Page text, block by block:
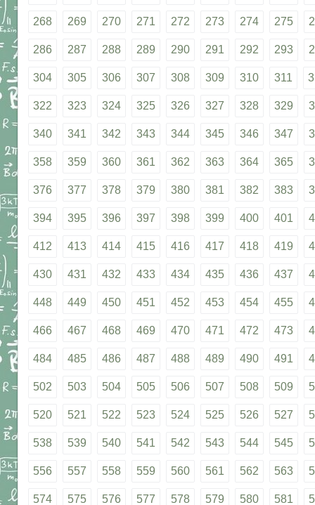
268 269 270 271 272 273 274 275
286 287 288 289 290 291 292 293
304 305 306 307 308 309 310 311
322 323 324 325 326 327 328 329
340 341 342 343 344 345 346 347
358 359 360 361 362 363 364 365
376 377 378 379 380 381 382 383
394 395 396 397 398 399 400 401
412 413 414 415 416 417 418 419
430 431 432 433 434 435 436 437
448 449 450 451 452 453 454 455
466 467 468 469 470 471 472 473
484 485 486 487 488 489 490 491
502 503 504 505 506 507 508 509
520 521 522 523 524 525 526 527
538 539 540 541 542 543 544 545
556 557 558 559 560 561 562 563
574 575 576 577 578 579 580 581